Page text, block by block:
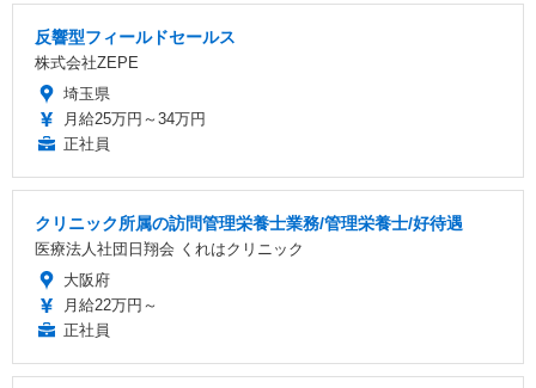
反響型フィールドセールス
株式会社ZEPE
埼玉県
月給25万円～34万円
正社員
クリニック所属の訪問管理栄養士業務/管理栄養士/好待遇
医療法人社団日翔会 くれはクリニック
大阪府
月給22万円～
正社員